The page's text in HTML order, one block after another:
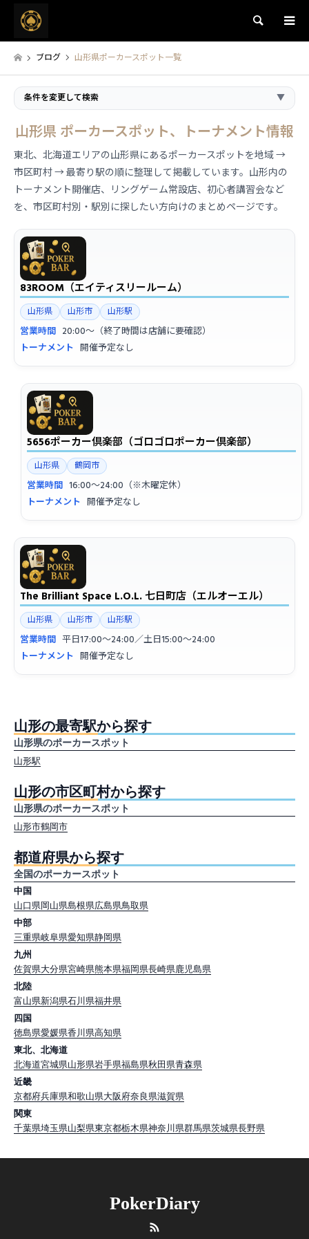
検索
ブログ 山形県ポーカースポット一覧
条件を変更して検索 ▼
山形県 ポーカースポット、トーナメント情報
東北、北海道エリアの山形県にあるポーカースポットを地域 →
市区町村 → 最寄り駅の順に整理して掲載しています。山形内の
トーナメント開催店、リングゲーム常設店、初心者講習会など
を、市区町村別・駅別に探したい方向けのまとめページです。
83ROOM（エイティスリールーム）
山形県 山形市 山形駅
営業時間 20:00〜（終了時間は店舗に要確認）
トーナメント 開催予定なし
5656ポーカー倶楽部（ゴロゴロポーカー倶楽部）
山形県 鶴岡市
営業時間 16:00〜24:00（※木曜定休）
トーナメント 開催予定なし
The Brilliant Space L.O.L. 七日町店（エルオーエル）
山形県 山形市 山形駅
営業時間 平日17:00〜24:00／土日15:00〜24:00
トーナメント 開催予定なし
山形の最寄駅から探す
山形県のポーカースポット
山形駅
山形の市区町村から探す
山形県のポーカースポット
山形市鶴岡市
都道府県から探す
全国のポーカースポット
中国
山口県岡山県島根県広島県鳥取県
中部
三重県岐阜県愛知県静岡県
九州
佐賀県大分県宮崎県熊本県福岡県長崎県鹿児島県
北陸
富山県新潟県石川県福井県
四国
徳島県愛媛県香川県高知県
東北、北海道
北海道宮城県山形県岩手県福島県秋田県青森県
近畿
京都府兵庫県和歌山県大阪府奈良県滋賀県
関東
千葉県埼玉県山梨県東京都栃木県神奈川県群馬県茨城県長野県
PokerDiary